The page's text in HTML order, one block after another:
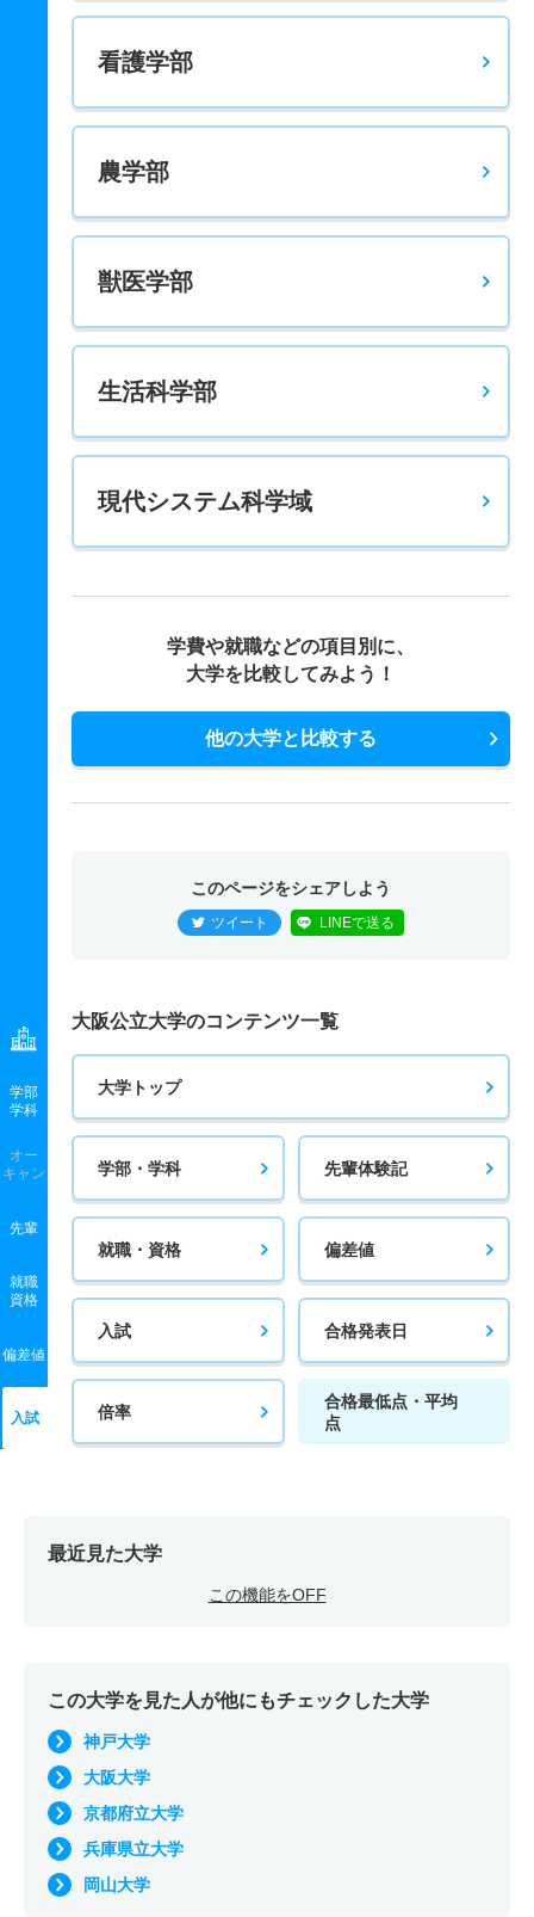
学部
学科
オー
キャン
先輩
就職
資格
偏差値
入試
看護学部
農学部
獣医学部
生活科学部
現代システム科学域
学費や就職などの項目別に、
大学を比較してみよう！
他の大学と比較する
このページをシェアしよう
ツイート LINEで送る
大阪公立大学のコンテンツ一覧
大学トップ
学部・学科 先輩体験記
就職・資格 偏差値
入試 合格発表日
倍率
合格最低点・平均
点
最近見た大学
この機能をOFF
この大学を見た人が他にもチェックした大学
神戸大学
大阪大学
京都府立大学
兵庫県立大学
岡山大学